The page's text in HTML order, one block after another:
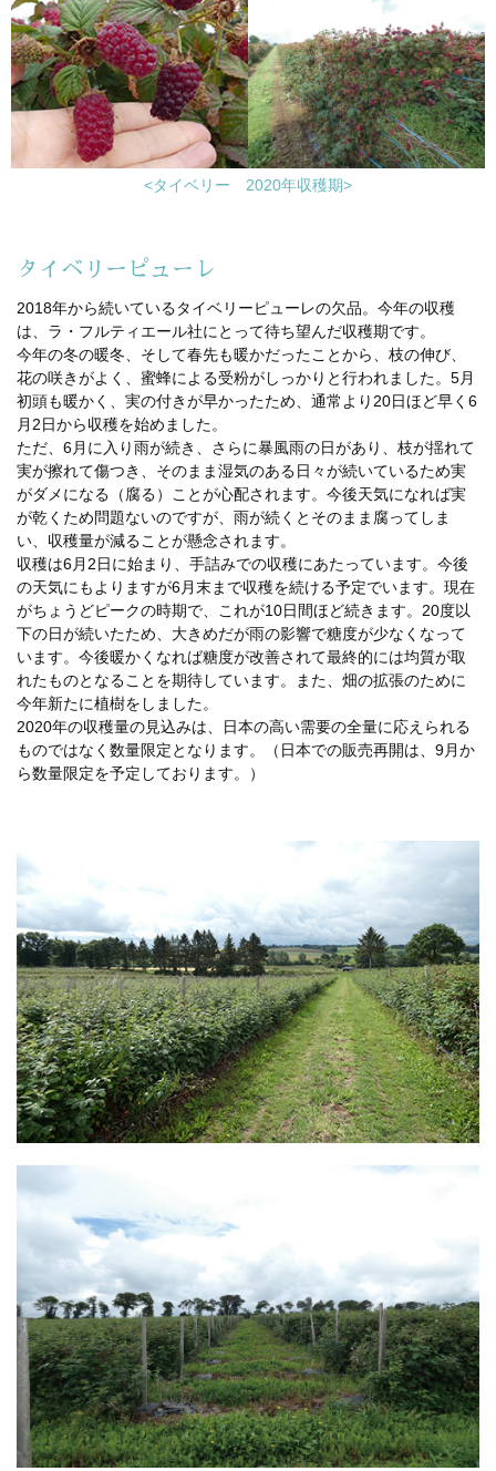
<タイベリー 2020年収穫期>
タイベリーピューレ
2018年から続いているタイベリーピューレの欠品。今年の収穫
は、ラ・フルティエール社にとって待ち望んだ収穫期です。
今年の冬の暖冬、そして春先も暖かだったことから、枝の伸び、
花の咲きがよく、蜜蜂による受粉がしっかりと行われました。5月
初頭も暖かく、実の付きが早かったため、通常より20日ほど早く6
月2日から収穫を始めました。
ただ、6月に入り雨が続き、さらに暴風雨の日があり、枝が揺れて
実が擦れて傷つき、そのまま湿気のある日々が続いているため実
がダメになる（腐る）ことが心配されます。今後天気になれば実
が乾くため問題ないのですが、雨が続くとそのまま腐ってしま
い、収穫量が減ることが懸念されます。
収穫は6月2日に始まり、手詰みでの収穫にあたっています。今後
の天気にもよりますが6月末まで収穫を続ける予定でいます。現在
がちょうどピークの時期で、これが10日間ほど続きます。20度以
下の日が続いたため、大きめだが雨の影響で糖度が少なくなって
います。今後暖かくなれば糖度が改善されて最終的には均質が取
れたものとなることを期待しています。また、畑の拡張のために
今年新たに植樹をしました。
2020年の収穫量の見込みは、日本の高い需要の全量に応えられる
ものではなく数量限定となります。（日本での販売再開は、9月か
ら数量限定を予定しております。）